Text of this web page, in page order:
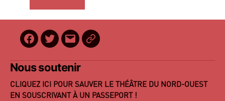
Facebook
Twitter
E-
mail
BilletReduc
Nous soutenir
CLIQUEZ ICI POUR SAUVER LE THÉÂTRE DU NORD-OUEST
EN SOUSCRIVANT À UN PASSEPORT !